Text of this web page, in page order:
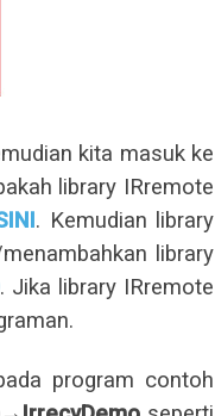
kita masuk ke
library IRremote
. Kemudian library
library
. Jika library IRremote
program contoh